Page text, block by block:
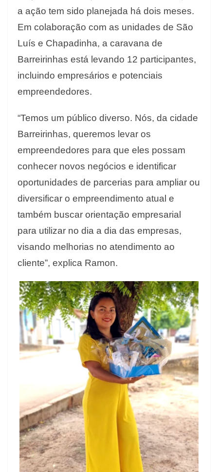
a ação tem sido planejada há dois meses.
Em colaboração com as unidades de São
Luís e Chapadinha, a caravana de
Barreirinhas está levando 12 participantes,
incluindo empresários e potenciais
empreendedores.
“Temos um público diverso. Nós, da cidade
Barreirinhas, queremos levar os
empreendedores para que eles possam
conhecer novos negócios e identificar
oportunidades de parcerias para ampliar ou
diversificar o empreendimento atual e
também buscar orientação empresarial
para utilizar no dia a dia das empresas,
visando melhorias no atendimento ao
cliente”, explica Ramon.